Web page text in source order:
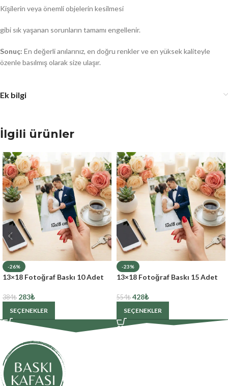
Kişilerin veya önemli objelerin kesilmesi
gibi sık yaşanan sorunların tamamı engellenir.
Sonuç: En değerli anılarınız, en doğru renkler ve en yüksek kaliteyle
özenle basılmış olarak size ulaşır.
Ek bilgi
İlgili ürünler
-26%
13×18 Fotoğraf Baskı 10 Adet
384₺ 283₺
SEÇENEKLER
-23%
13×18 Fotoğraf Baskı 15 Adet
554₺ 428₺
SEÇENEKLER